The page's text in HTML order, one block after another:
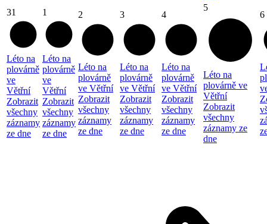
31
Léto na
plovárně
ve
Větřní
Zobrazit
všechny
záznamy
ze dne
1
Léto na
plovárně
ve
Větřní
Zobrazit
všechny
záznamy
ze dne
2
Léto na
plovárně
ve Větřní
Zobrazit
všechny
záznamy
ze dne
3
Léto na
plovárně
ve Větřní
Zobrazit
všechny
záznamy
ze dne
4
Léto na
plovárně
ve Větřní
Zobrazit
všechny
záznamy
ze dne
5
Léto na
plovárně ve
Větřní
Zobrazit
všechny
záznamy ze
dne
6